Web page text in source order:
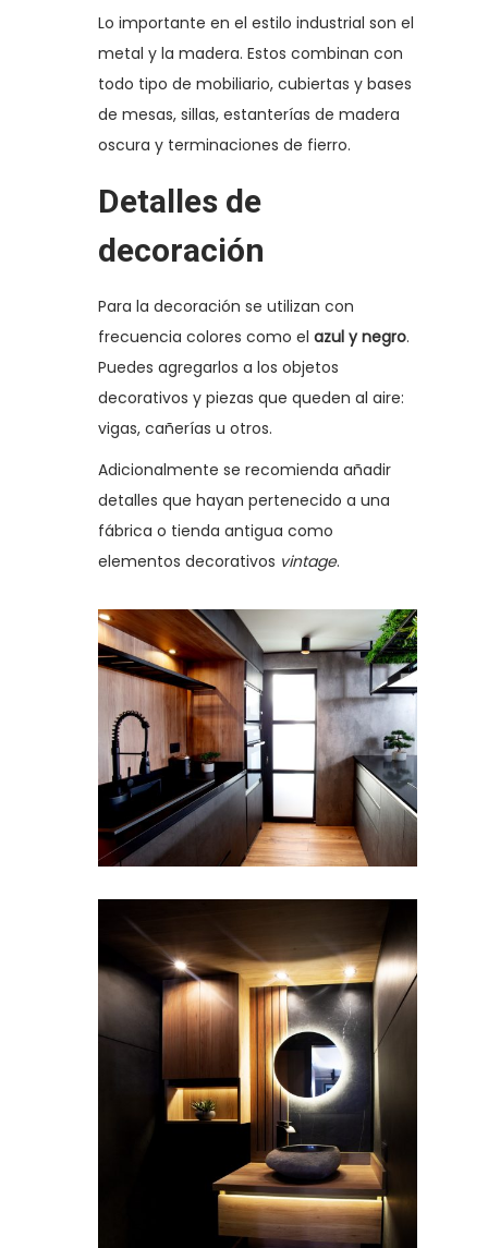
Lo importante en el estilo industrial son el
metal y la madera. Estos combinan con
todo tipo de mobiliario, cubiertas y bases
de mesas, sillas, estanterías de madera
oscura y terminaciones de fierro.
Detalles de
decoración
Para la decoración se utilizan con
frecuencia colores como el azul y negro.
Puedes agregarlos a los objetos
decorativos y piezas que queden al aire:
vigas, cañerías u otros.
Adicionalmente se recomienda añadir
detalles que hayan pertenecido a una
fábrica o tienda antigua como
elementos decorativos vintage.